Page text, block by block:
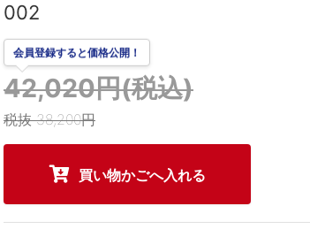
002
42,020円(税込)
会員登録すると価格公開！
税抜 38,200円
買い物かごへ入れる